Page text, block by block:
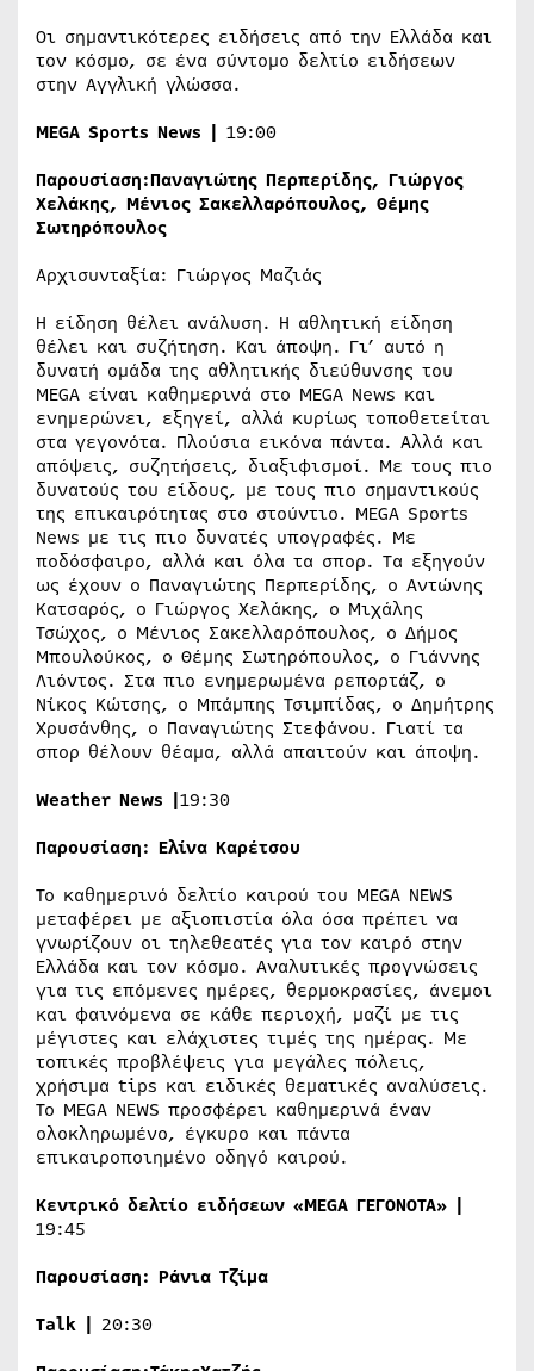
Οι σημαντικότερες ειδήσεις από την Ελλάδα και
τον κόσμο, σε ένα σύντομο δελτίο ειδήσεων
στην Αγγλική γλώσσα.
MEGA Sports News | 19:00
Παρουσίαση:Παναγιώτης Περπερίδης, Γιώργος
Χελάκης, Μένιος Σακελλαρόπουλος, Θέμης
Σωτηρόπουλος
Αρχισυνταξία: Γιώργος Μαζιάς
Η είδηση θέλει ανάλυση. Η αθλητική είδηση
θέλει και συζήτηση. Και άποψη. Γι’ αυτό η
δυνατή ομάδα της αθλητικής διεύθυνσης του
MEGA είναι καθημερινά στο MEGA News και
ενημερώνει, εξηγεί, αλλά κυρίως τοποθετείται
στα γεγονότα. Πλούσια εικόνα πάντα. Αλλά και
απόψεις, συζητήσεις, διαξιφισμοί. Με τους πιο
δυνατούς του είδους, με τους πιο σημαντικούς
της επικαιρότητας στο στούντιο. MEGA Sports
News με τις πιο δυνατές υπογραφές. Με
ποδόσφαιρο, αλλά και όλα τα σπορ. Τα εξηγούν
ως έχουν ο Παναγιώτης Περπερίδης, ο Αντώνης
Κατσαρός, ο Γιώργος Χελάκης, ο Μιχάλης
Τσώχος, ο Μένιος Σακελλαρόπουλος, ο Δήμος
Μπουλούκος, ο Θέμης Σωτηρόπουλος, ο Γιάννης
Λιόντος. Στα πιο ενημερωμένα ρεπορτάζ, ο
Νίκος Κώτσης, ο Μπάμπης Τσιμπίδας, ο Δημήτρης
Χρυσάνθης, ο Παναγιώτης Στεφάνου. Γιατί τα
σπορ θέλουν θέαμα, αλλά απαιτούν και άποψη.
Weather News |19:30
Παρουσίαση: Ελίνα Καρέτσου
Το καθημερινό δελτίο καιρού του MEGA NEWS
μεταφέρει με αξιοπιστία όλα όσα πρέπει να
γνωρίζουν οι τηλεθεατές για τον καιρό στην
Ελλάδα και τον κόσμο. Αναλυτικές προγνώσεις
για τις επόμενες ημέρες, θερμοκρασίες, άνεμοι
και φαινόμενα σε κάθε περιοχή, μαζί με τις
μέγιστες και ελάχιστες τιμές της ημέρας. Με
τοπικές προβλέψεις για μεγάλες πόλεις,
χρήσιμα tips και ειδικές θεματικές αναλύσεις.
Το MEGA NEWS προσφέρει καθημερινά έναν
ολοκληρωμένο, έγκυρο και πάντα
επικαιροποιημένο οδηγό καιρού.
Κεντρικό δελτίο ειδήσεων «MEGA ΓΕΓΟΝΟΤΑ» |
19:45
Παρουσίαση: Ράνια Τζίμα
Talk | 20:30